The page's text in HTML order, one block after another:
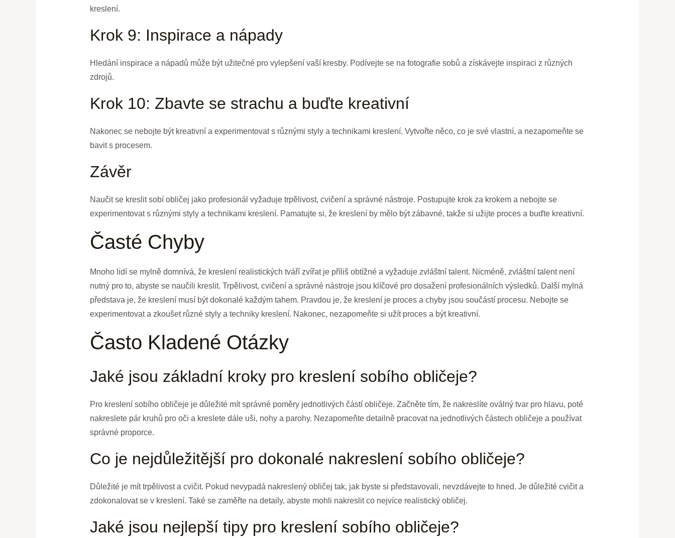
kreslení.
Krok 9: Inspirace a nápady
Hledání inspirace a nápadů může být užitečné pro vylepšení vaší kresby. Podívejte se na fotografie sobů a získávejte inspiraci z různých
zdrojů.
Krok 10: Zbavte se strachu a buďte kreativní
Nakonec se nebojte být kreativní a experimentovat s různými styly a technikami kreslení. Vytvořte něco, co je své vlastní, a nezapomeňte se
bavit s procesem.
Závěr
Naučit se kreslit sobí obličej jako profesionál vyžaduje trpělivost, cvičení a správné nástroje. Postupujte krok za krokem a nebojte se
experimentovat s různými styly a technikami kreslení. Pamatujte si, že kreslení by mělo být zábavné, takže si užijte proces a buďte kreativní.
Časté Chyby
Mnoho lidí se mylně domnívá, že kreslení realistických tváří zvířat je příliš obtížné a vyžaduje zvláštní talent. Nicméně, zvláštní talent není
nutný pro to, abyste se naučili kreslit. Trpělivost, cvičení a správné nástroje jsou klíčové pro dosažení profesionálních výsledků. Další mylná
představa je, že kreslení musí být dokonalé každým tahem. Pravdou je, že kreslení je proces a chyby jsou součástí procesu. Nebojte se
experimentovat a zkoušet různé styly a techniky kreslení. Nakonec, nezapomeňte si užít proces a být kreativní.
Často Kladené Otázky
Jaké jsou základní kroky pro kreslení sobího obličeje?
Pro kreslení sobího obličeje je důležité mít správné poměry jednotlivých částí obličeje. Začněte tím, že nakreslíte oválný tvar pro hlavu, poté
nakreslete pár kruhů pro oči a kreslete dále uši, nohy a parohy. Nezapomeňte detailně pracovat na jednotlivých částech obličeje a používat
správné proporce.
Co je nejdůležitější pro dokonalé nakreslení sobího obličeje?
Důležité je mít trpělivost a cvičit. Pokud nevypadá nakreslený obličej tak, jak byste si představovali, nevzdávejte to hned. Je důležité cvičit a
zdokonalovat se v kreslení. Také se zaměřte na detaily, abyste mohli nakreslit co nejvíce realistický obličej.
Jaké jsou nejlepší tipy pro kreslení sobího obličeje?